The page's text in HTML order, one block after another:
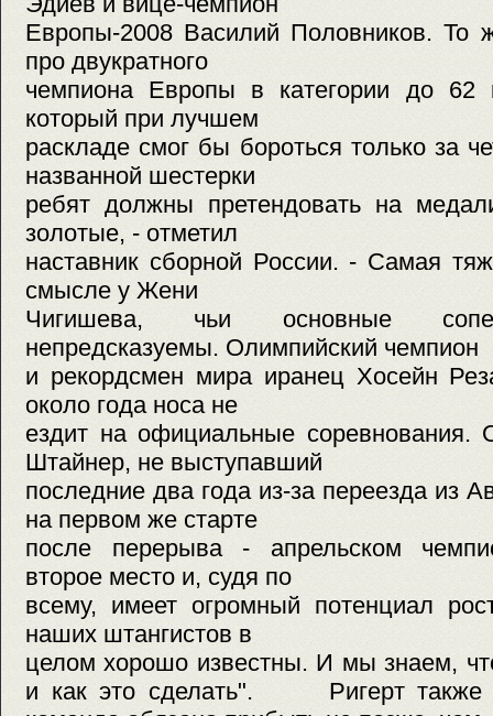
Европы-2008 Василий Половников. То
про двукратного
чемпиона Европы в категории до 62
который при лучшем
раскладе смог бы бороться только за
названной шестерки
ребят должны претендовать на
золотые, - отметил
наставник сборной России. - Самая
смысле у Жени
Чигишева, чьи основные
непредсказуемы. Олимпийский чемпион
и рекордсмен мира иранец Хосейн
около года носа не
ездит на официальные соревнования.
Штайнер, не выступавший
последние два года из-за переезда из
на первом же старте
после перерыва - апрельском
второе место и, судя по
всему, имеет огромный потенциал
наших штангистов в
целом хорошо известны. И мы знаем,
и как это сделать". Ригерт также